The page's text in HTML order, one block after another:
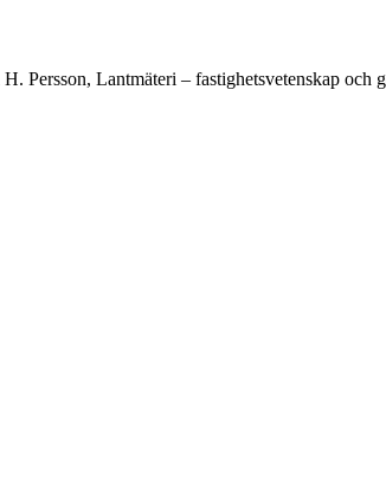
Persson, Lantmäteri – fastighetsvetenskap